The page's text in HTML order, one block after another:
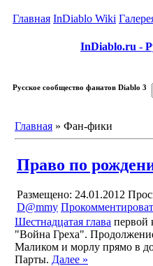
Главная InDiablo Wiki
InDiablo.ru -
Русское сообщество фанатов Diablo 3
Главная » Фан-фики
Право по
Размещено: 24.01.2012
D@mmy
Шестнадцатая глава первой
"Война Греха".
Маликом и морлу прямо в
Парты. Далее »